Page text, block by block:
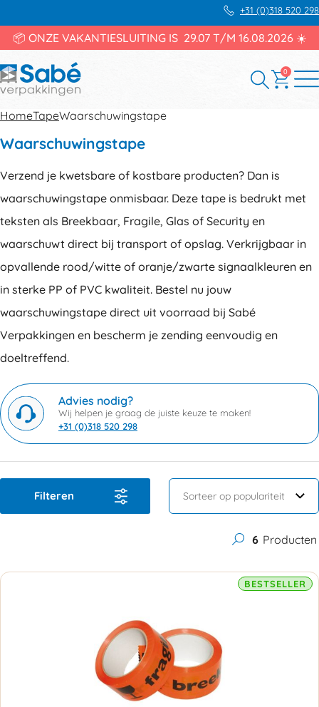
+31 (0)318 520 298
📦 ONZE VAKANTIESLUITING IS 29.07 T/M 16.08.2026 ☀️
0
HomeTapeWaarschuwingstape
Waarschuwingstape
Verzend je kwetsbare of kostbare producten? Dan is
waarschuwingstape onmisbaar. Deze tape is bedrukt met
teksten als Breekbaar, Fragile, Glas of Security en
waarschuwt direct bij transport of opslag. Verkrijgbaar in
opvallende rood/witte of oranje/zwarte signaalkleuren en
in sterke PP of PVC kwaliteit. Bestel nu jouw
waarschuwingstape direct uit voorraad bij Sabé
Verpakkingen en bescherm je zending eenvoudig en
doeltreffend.
Advies nodig?
Wij helpen je graag de juiste keuze te maken!
+31 (0)318 520 298
Filteren
6 Producten
BESTSELLER